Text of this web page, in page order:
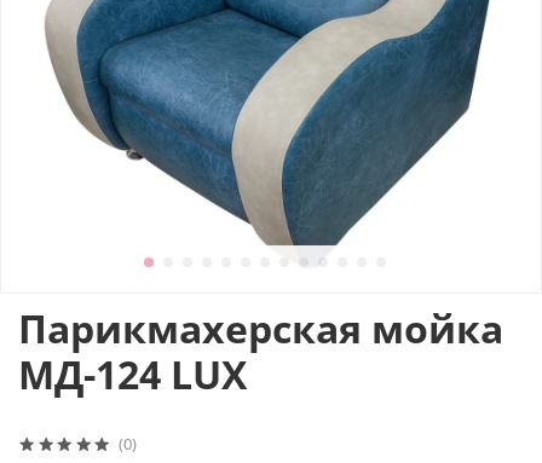
(0)
Парикмахерская мойка
МД-124 LUX